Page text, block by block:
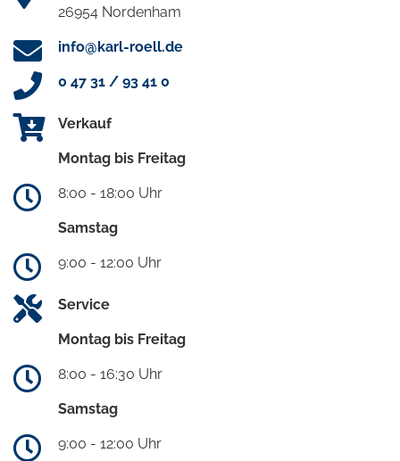
26954 Nordenham
info@karl-roell.de
0 47 31 / 93 41 0
Verkauf
Montag bis Freitag
8:00 - 18:00 Uhr
Samstag
9:00 - 12:00 Uhr
Service
Montag bis Freitag
8:00 - 16:30 Uhr
Samstag
9:00 - 12:00 Uhr